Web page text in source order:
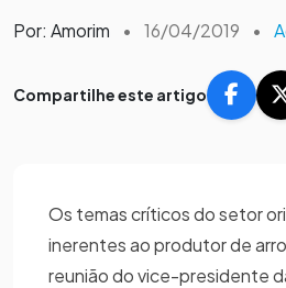
Por: Amorim • 16/04/2019 •
Compartilhe este artigo
Os temas críticos do setor
inerentes ao produtor de
reunião do vice-presidente